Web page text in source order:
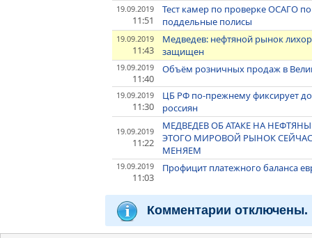
19.09.2019
11:51
Тест камер по проверке ОСАГО
поддельные полисы
19.09.2019
11:43
Медведев: нефтяной рынок
защищен
19.09.2019
11:40
Объём розничных продаж в
19.09.2019
11:30
ЦБ РФ по-прежнему фиксирует
россиян
19.09.2019
11:22
МЕДВЕДЕВ ОБ АТАКЕ НА
ЭТОГО МИРОВОЙ РЫНОК
МЕНЯЕМ
19.09.2019
11:03
Профицит платежного баланса
Комментарии отключены.